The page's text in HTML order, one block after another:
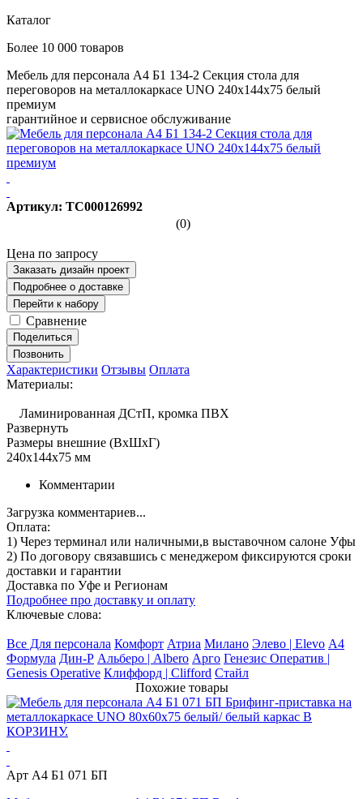
Каталог
Более 10 000 товаров
Мебель для персонала А4 Б1 134-2 Секция стола для
переговоров на металлокаркасе UNO 240x144x75 белый
премиум
гарантийное и сервисное обслуживание
Артикул: ТС000126992
(0)
Цена по запросу
Заказать дизайн проект
Подробнее о доставке
Перейти к набору
Сравнение
Поделиться
Позвонить
Характеристики Отзывы Оплата
Материалы:
Ламинированная ДСтП, кромка ПВХ
Развернуть
Размеры внешние (ВхШхГ)
240x144x75 мм
Комментарии
Загрузка комментариев...
Оплата:
1) Через терминал или наличными,в выставочном салоне Уфы
2) По договору связавшись с менеджером фиксируются сроки
доставки и гарантии
Доставка по Уфе и Регионам
Подробнее про доставку и оплату
Ключевые слова:
Все Для персонала Комфорт Атриа Милано Элево | Elevo А4
Формула Дин-Р Альберо | Albero Арго Генезис Оператив |
Genesis Operative Клиффорд | Clifford Стайл
Похожие товары
Арт А4 Б1 071 БП